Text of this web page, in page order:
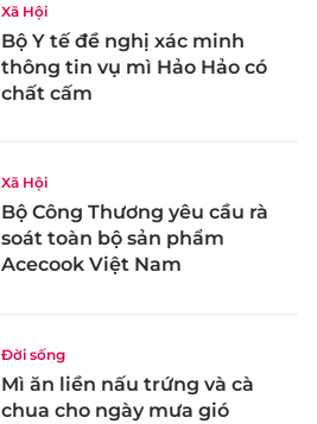
Xã Hội
Bộ Y tế đề nghị xác minh
thông tin vụ mì Hảo Hảo có
chất cấm
Xã Hội
Bộ Công Thương yêu cầu rà
soát toàn bộ sản phẩm
Acecook Việt Nam
Đời sống
Mì ăn liền nấu trứng và cà
chua cho ngày mưa gió